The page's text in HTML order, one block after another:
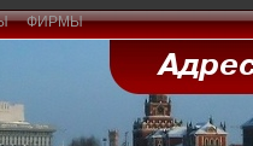
ФИРМЫ